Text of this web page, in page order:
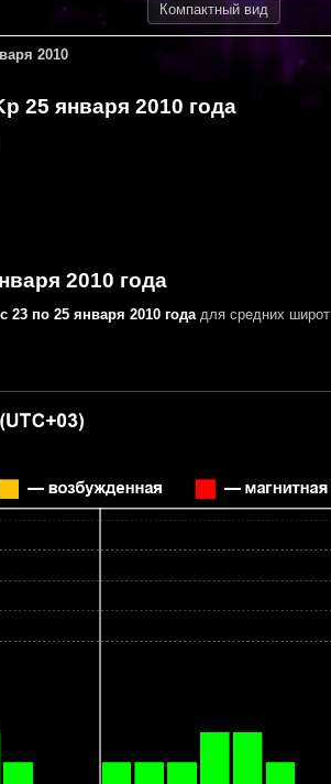
Компактный вид
2010
25 января 2010 года
2010 года
с 23 по 25 января 2010 годадля средних широт